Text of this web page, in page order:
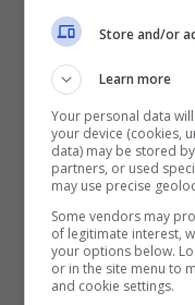
enorme
coniugi Giunta
giorno che i due
celebrare
personalizzate
grandissimo
realizzate nel
platino, nelle
diamanti. Pare
Store and/or
Learn more
Your personal data
your device (cookies,
data) may be stored
partners, or used
may use precise
Some vendors may
of legitimate interest,
your options below.
or in the site menu to
and cookie settings.